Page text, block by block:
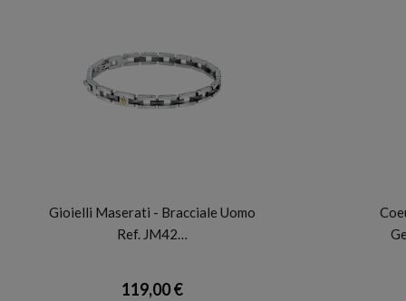
Gioielli Maserati - Bracciale Uomo
Ref. JM42…
119,00 €